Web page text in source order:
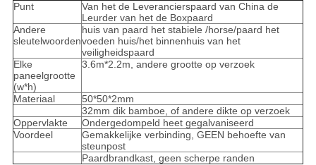
Punt
Van het de Leverancierspaard van China de
Leurder van het de Boxpaard
Andere
sleutelwoorden
huis van paard het stabiele /horse/paard het
voeden huis/het binnenhuis van het
veiligheidspaard
Elke
paneelgrootte
(w*h)
3.6m*2.2m, andere grootte op verzoek
Materiaal
50*50*2mm
32mm dik bamboe, of andere dikte op verzoek
Oppervlakte
Ondergedompeld heet gegalvaniseerd
Voordeel
Gemakkelijke verbinding, GEEN behoefte van
steunpost
Paardbrandkast, geen scherpe randen